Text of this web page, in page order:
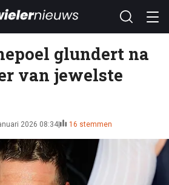
glundert na
van jewelste
2026 08:34 16 stemmen